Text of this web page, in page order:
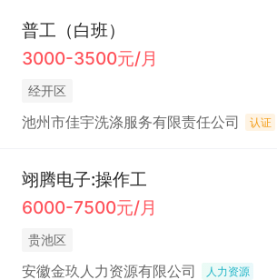
普工（白班）
3000-3500元/月
经开区
池州市佳宇洗涤服务有限责任公司 认证
翊腾电子:操作工
6000-7500元/月
贵池区
安徽金玖人力资源有限公司 人力资源